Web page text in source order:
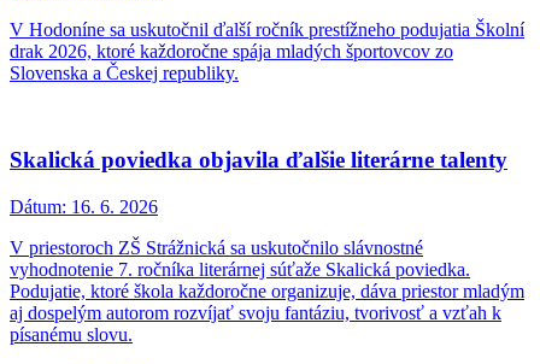
V Hodoníne sa uskutočnil ďalší ročník prestížneho podujatia Školní
drak 2026, ktoré každoročne spája mladých športovcov zo
Slovenska a Českej republiky.
Skalická poviedka objavila ďalšie literárne talenty
Dátum: 16. 6. 2026
V priestoroch ZŠ Strážnická sa uskutočnilo slávnostné
vyhodnotenie 7. ročníka literárnej súťaže Skalická poviedka.
Podujatie, ktoré škola každoročne organizuje, dáva priestor mladým
aj dospelým autorom rozvíjať svoju fantáziu, tvorivosť a vzťah k
písanému slovu.